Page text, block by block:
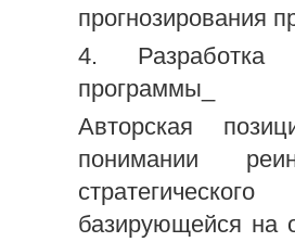
прогнозирования
4. Разработка
программы_
Авторская
понимании
базирующейся на